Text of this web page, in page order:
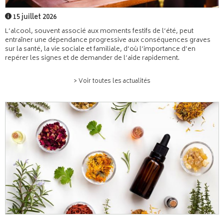
15 juillet 2026
L’alcool, souvent associé aux moments festifs de l’été, peut
entraîner une dépendance progressive aux conséquences graves
sur la santé, la vie sociale et familiale, d’où l’importance d’en
repérer les signes et de demander de l’aide rapidement.
> Voir toutes les actualités